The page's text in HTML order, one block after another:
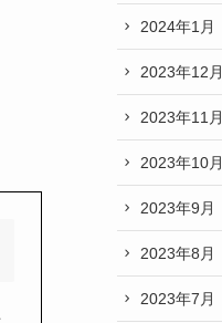
2024年1月
2023年12月
2023年11月
2023年10月
2023年9月
2023年8月
2023年7月